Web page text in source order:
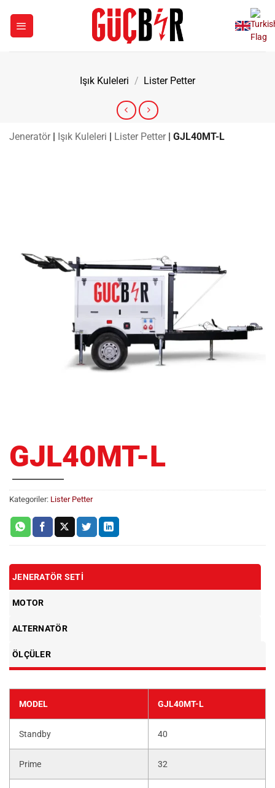
Işık Kuleleri / Lister Petter
Jeneratör | Işık Kuleleri | Lister Petter | GJL40MT-L
GJL40MT-L
Kategoriler: Lister Petter
JENERATÖR SETI
MOTOR
ALTERNATÖR
ÖLÇÜLER
MODEL GJL40MT-L
Standby 40
Prime 32